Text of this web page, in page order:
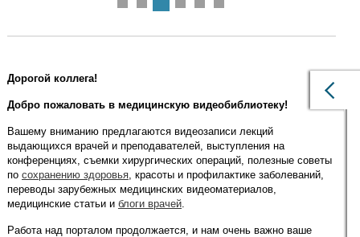
глаукомы
Дорогой коллега!
Добро пожаловать в медицинскую видеобиблиотеку!
Вашему вниманию предлагаются видеозаписи лекций
выдающихся врачей и преподавателей, выступления на
конференциях, съемки хирургических операций, полезные советы
по сохранению здоровья , красоты и профилактике заболеваний,
переводы зарубежных медицинских видеоматериалов,
медицинские статьи и блоги врачей
Работа над порталом продолжается, и нам очень важно ваше